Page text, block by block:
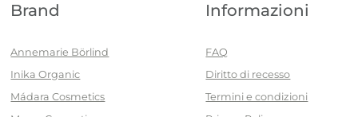
Brand
Annemarie Börlind
Inika Organic
Mádara Cosmetics
Informazioni
FAQ
Diritto di recesso
Termini e condizioni